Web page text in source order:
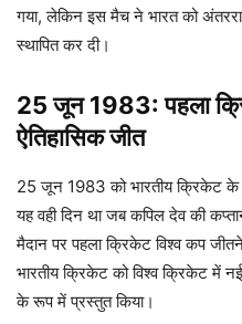
गया, लेकिन इस मैच ने भारत को
स्थापित कर दी।
25 जून 1983: पहला
ऐतिहासिक जीत
25 जून 1983 को भारतीय क्रिकेट के
यह वही दिन था जब कपिल देव की
मैदान पर पहला क्रिकेट विश्व कप
भारतीय क्रिकेट को विश्व क्रिकेट में
के रूप में प्रस्तुत किया।